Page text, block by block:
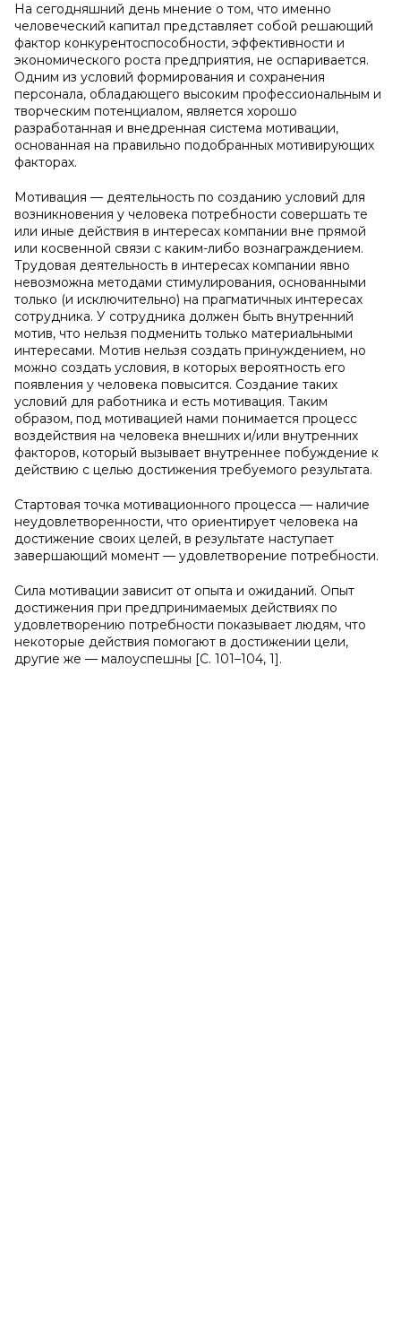
На сегодняшний день мнение о том, что именно
человеческий капитал представляет собой решающий
фактор конкурентоспособности, эффективности и
экономического роста предприятия, не оспаривается.
Одним из условий формирования и сохранения
персонала, обладающего высоким профессиональным и
творческим потенциалом, является хорошо
разработанная и внедренная система мотивации,
основанная на правильно подобранных мотивирующих
факторах.
Мотивация — деятельность по созданию условий для
возникновения у человека потребности совершать те
или иные действия в интересах компании вне прямой
или косвенной связи с каким-либо вознаграждением.
Трудовая деятельность в интересах компании явно
невозможна методами стимулирования, основанными
только (и исключительно) на прагматичных интересах
сотрудника. У сотрудника должен быть внутренний
мотив, что нельзя подменить только материальными
интересами. Мотив нельзя создать принуждением, но
можно создать условия, в которых вероятность его
появления у человека повысится. Создание таких
условий для работника и есть мотивация. Таким
образом, под мотивацией нами понимается процесс
воздействия на человека внешних и/или внутренних
факторов, который вызывает внутреннее побуждение к
действию с целью достижения требуемого результата.
Стартовая точка мотивационного процесса — наличие
неудовлетворенности, что ориентирует человека на
достижение своих целей, в результате наступает
завершающий момент — удовлетворение потребности.
Сила мотивации зависит от опыта и ожиданий. Опыт
достижения при предпринимаемых действиях по
удовлетворению потребности показывает людям, что
некоторые действия помогают в достижении цели,
другие же — малоуспешны [С. 101–104, 1].